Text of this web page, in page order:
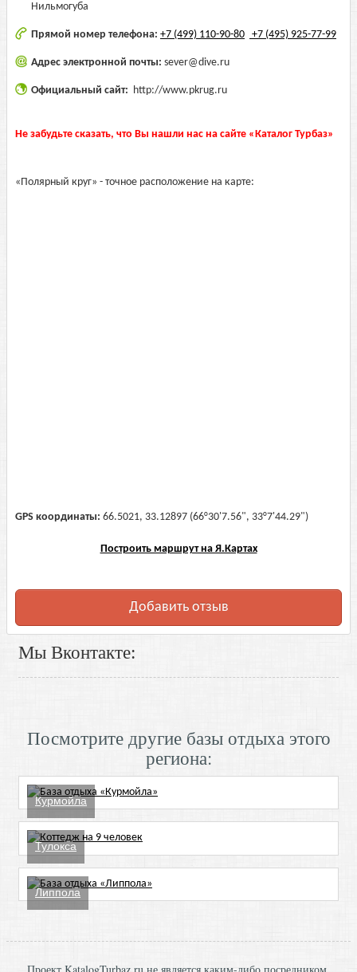
Нильмогуба
Прямой номер телефона: +7 (499) 110-90-80 +7 (495) 925-77-99
Адрес электронной почты: sever@dive.ru
Официальный сайт: http://www.pkrug.ru
Не забудьте сказать, что Вы нашли нас на сайте «Каталог Турбаз»
«Полярный круг» - точное расположение на карте:
GPS координаты: 66.5021, 33.12897 (66°30'7.56", 33°7'44.29")
Построить маршрут на Я.Картах
Добавить отзыв
Мы Вконтакте:
Посмотрите другие базы отдыха этого
региона:
Курмойла
Тулокса
Липпола